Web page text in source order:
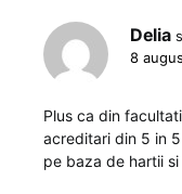
Delia
8
Plus ca din
acreditari din 5 in
pe baza de hartii